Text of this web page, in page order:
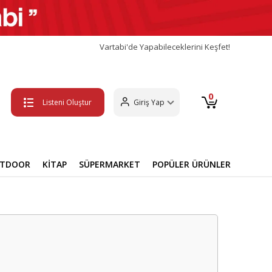
Vartabi'de Yapabileceklerini Keşfet!
Listeni Oluştur Giriş Yap 0
KİTAP SÜPERMARKET POPÜLER ÜRÜNLER